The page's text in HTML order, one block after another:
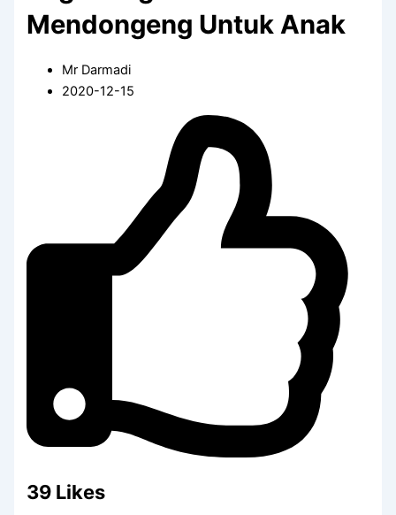
Mendongeng Untuk Anak
Mr Darmadi
2020-12-15
39 Likes